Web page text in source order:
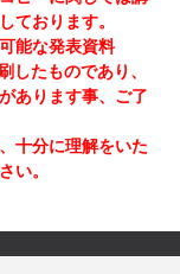
ております。
能な発表資料
したものであり、
あります事、ご了
十分に理解をいた
い。